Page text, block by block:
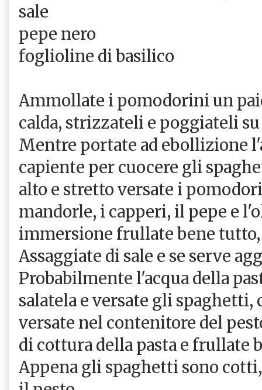
sale
pepe nero
foglioline di basilico
Ammollate i pomodorini un
calda, strizzateli e poggiateli
Mentre portate ad ebollizione
capiente per cuocere gli
alto e stretto versate i
mandorle, i capperi, il pepe e
immersione frullate bene
Assaggiate di sale e se serve
Probabilmente l'acqua della
salatela e versate gli spaghetti,
versate nel contenitore del
di cottura della pasta e frullate
Appena gli spaghetti sono